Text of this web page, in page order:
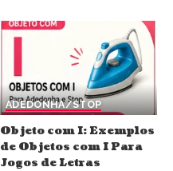
ADEDONHA/STOP
Objeto com I: Exemplos
de Objetos com I Para
Jogos de Letras